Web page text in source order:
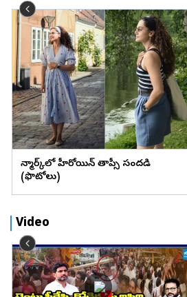
డెన్మార్క్‌లో హీరోయిన్ తాప్సీ సందడి
(ఫొటోలు)
Video